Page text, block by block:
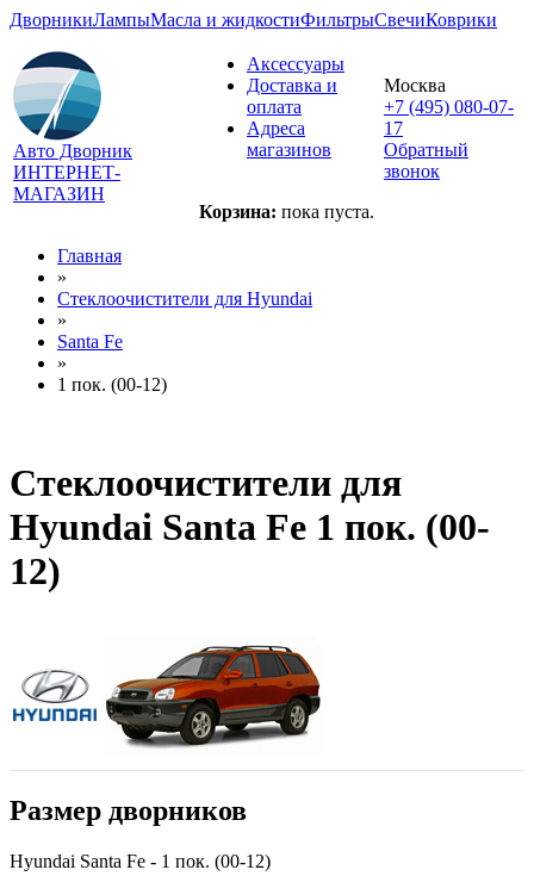
ДворникиЛампыМасла и жидкостиФильтрыСвечиКоврики
Авто Дворник
ИНТЕРНЕТ-
МАГАЗИН
Аксессуары
Доставка и
оплата
Адреса
магазинов
Корзина: пока пуста.
Москва
+7 (495) 080-07-
17
Обратный
звонок
Главная
»
Стеклоочистители для Hyundai
»
Santa Fe
»
1 пок. (00-12)
Стеклоочистители для
Hyundai Santa Fe 1 пок. (00-
12)
Размер дворников
Hyundai Santa Fe - 1 пок. (00-12)